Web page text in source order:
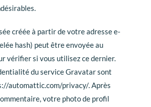
créée à partir de votre adresse e-
hash) peut être envoyée au
vérifier si vous utilisez ce dernier.
du service Gravatar sont
automattic.com/privacy/. Après
votre photo de profil